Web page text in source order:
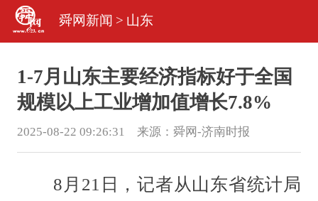
舜网新闻 > 山东
1-7月山东主要经济指标好于全国
规模以上工业增加值增长7.8%
2025-08-22 09:26:31 来源： 舜网-济南时报
8月21日，记者从山东省统计局